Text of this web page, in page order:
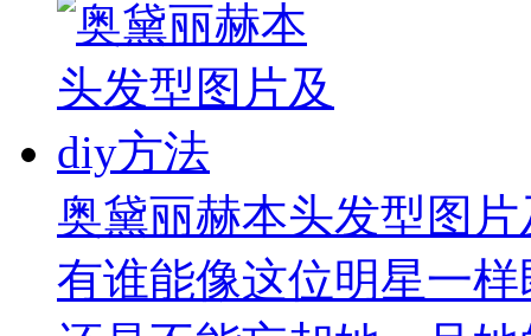
奥黛丽赫本头发型图
有谁能像这位明星一